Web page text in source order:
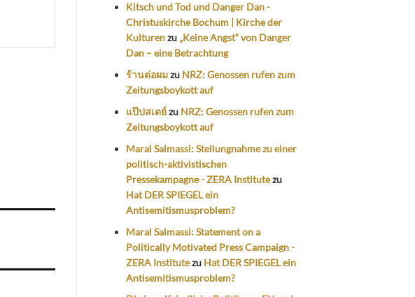
Kitsch und Tod und Danger Dan -
Christuskirche Bochum | Kirche der
Kulturenzu „Keine Angst“ von Danger
Dan – eine Betrachtung
ร้านต่อผมzu NRZ: Genossen rufen zum
Zeitungsboykott auf
แป๊ปสเตย์zu NRZ: Genossen rufen zum
Zeitungsboykott auf
Maral Salmassi: Stellungnahme zu einer
politisch-aktivistischen
Pressekampagne - ZERA Institutezu
Hat DER SPIEGEL ein
Antisemitismusproblem?
Maral Salmassi: Statement on a
Politically Motivated Press Campaign -
ZERA Institutezu Hat DER SPIEGEL ein
Antisemitismusproblem?